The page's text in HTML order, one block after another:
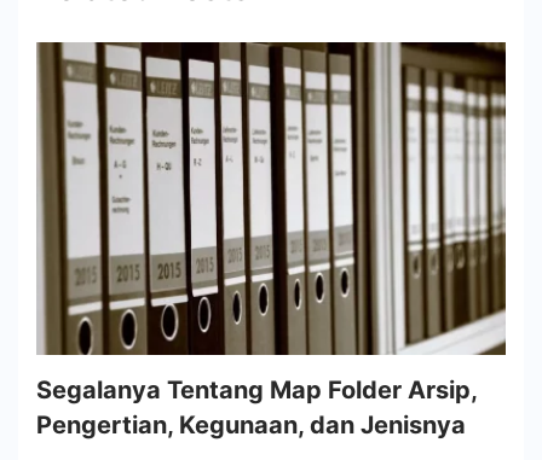
Segalanya Tentang Map Folder Arsip,
Pengertian, Kegunaan, dan Jenisnya